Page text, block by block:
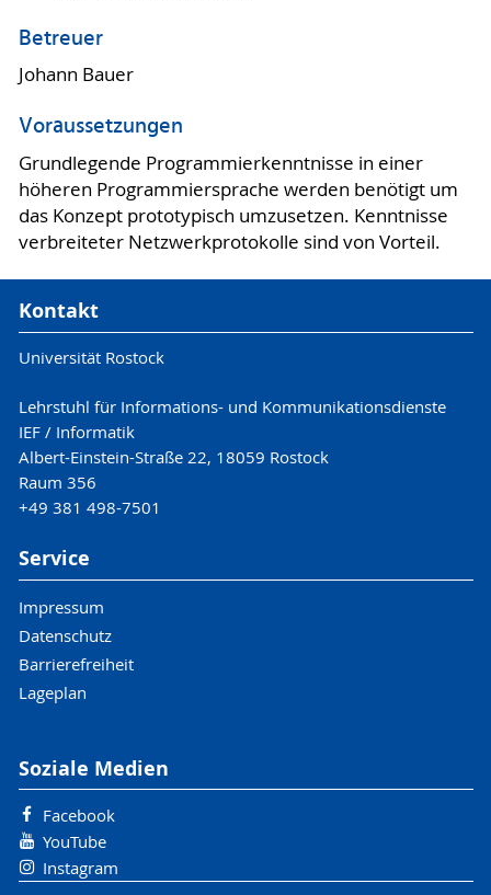
Betreuer
Johann Bauer
Voraussetzungen
Grundlegende Programmierkenntnisse in einer
höheren Programmiersprache werden benötigt um
das Konzept prototypisch umzusetzen. Kenntnisse
verbreiteter Netzwerkprotokolle sind von Vorteil.
Kontakt
Universität Rostock
Lehrstuhl für Informations- und Kommunikationsdienste
IEF / Informatik
Albert-Einstein-Straße 22, 18059 Rostock
Raum 356
+49 381 498-7501
Service
Impressum
Datenschutz
Barrierefreiheit
Lageplan
Soziale Medien
Facebook
YouTube
Instagram